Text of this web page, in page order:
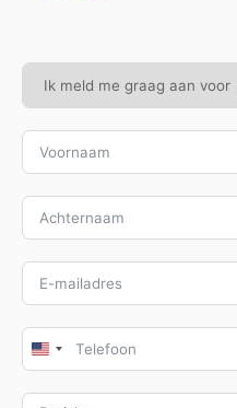
U